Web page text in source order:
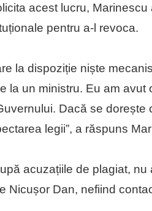
acest lucru,
pentru a-l revoca.
la dispoziție niște
la un ministru. Eu am
Dacă se dorește
legii”, a răspuns
acuzațiile de plagiat,
Nicușor Dan, nefiind